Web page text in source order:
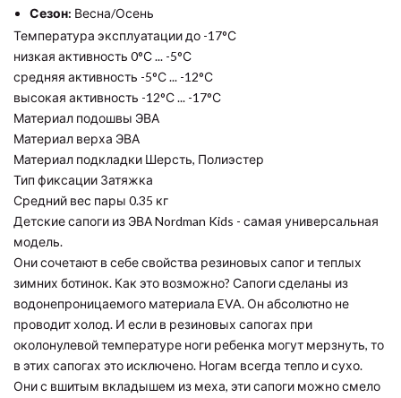
Сезон: Весна/Осень
Температура эксплуатации до -17°С
низкая активность 0°С ... -5°С
средняя активность -5°С ... -12°С
высокая активность -12°С ... -17°С
Материал подошвы ЭВА
Материал верха ЭВА
Материал подкладки Шерсть, Полиэстер
Тип фиксации Затяжка
Средний вес пары 0.35 кг
Детские сапоги из ЭВА Nordman Kids - самая универсальная
модель.
Они сочетают в себе свойства резиновых сапог и теплых
зимних ботинок. Как это возможно? Сапоги сделаны из
водонепроницаемого материала EVA. Он абсолютно не
проводит холод. И если в резиновых сапогах при
околонулевой температуре ноги ребенка могут мерзнуть, то
в этих сапогах это исключено. Ногам всегда тепло и сухо.
Они с вшитым вкладышем из меха, эти сапоги можно смело